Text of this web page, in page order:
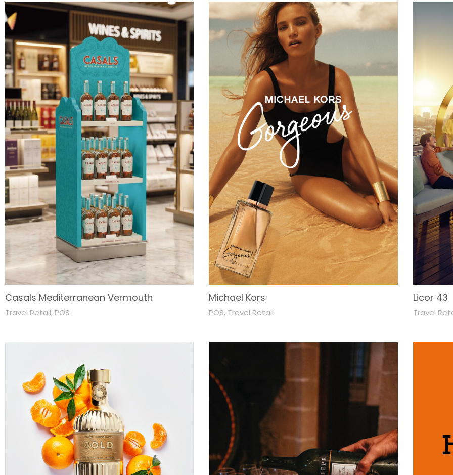
Casals Mediterranean Vermouth
Travel Retail, POS
Michael Kors
POS, Travel Retail
Licor 43
Travel